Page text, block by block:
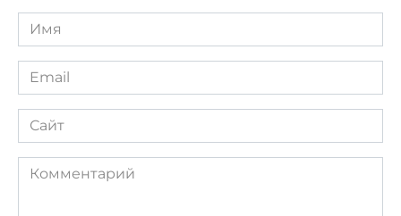
Имя
Email
Сайт
Комментарий